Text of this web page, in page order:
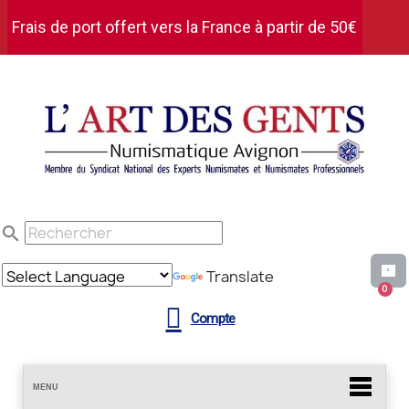
Frais de port offert vers la France à partir de 50€
search
Translate
Compte
MENU